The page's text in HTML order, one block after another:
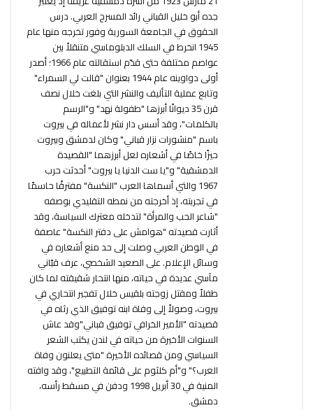
جده أبو خليل القباني رائد المسرح العربي. درس
الحقوق في الجامعة السورية وفور تخرجه منها عام
1945 انخرط في السلك الدبلوماسي متنقلاً بين
عواصم مختلفة حتى قدّم استقالته عام 1966؛ أصدر
أولى دواوينه عام 1944 بعنوان "قالت لي السمراء"
وتابع عملية التأليف والنشر التي بلغت خلال نصف
قرن 35 ديوانًا أبرزها "طفولة نهد" و"الرسم
بالكلمات"، وقد أسس دار نشر لأعماله في بيروت
باسم "منشورات نزار قباني" وكان لدمشق وبيروت
حيزًا خاصًا في أشعاره لعل أبرزهما "القصيدة
الدمشقية" و"يا ست الدنيا يا بيروت" أحدثت حرب
1967 والتي أسماها العرب "النكسة" مفترقًا حاسمًا
في تجربته، إذ أخرجته من نمطه التقليدي بوصفه
"شاعر الحب والمرأة" لتدخله معترك السياسة، وقد
أثارت قصيدته "هوامش على دفتر النكسة" عاصفة
في الوطن العربي وصلت إلى حد منع أشعاره في
وسائل الإعلام. على الصعيد الشخصي، عرف قبّاني
مآسي عديدة في حياته، منها انتحار شقيقته لما كان
طفلاً ومقتل زوجته بلقيس خلال تفجير انتحاري في
بيروت، وصولاً إلى وفاة ابنه توفيق الذي رثاه في
قصيدته "الأمير الخرافي توفيق قباني"وقد عاش
السنوات الأخيرة من حياته في لندن يكتب الشعر
السياسي ومن قصائده الأخيرة "متى يعلنون وفاة
العرب؟" و"أم كلثوم على قائمة التطبيع"، وقد وافته
المنية في 30 أبريل 1998 ودفن في مسقط رأسه،
دمشق.